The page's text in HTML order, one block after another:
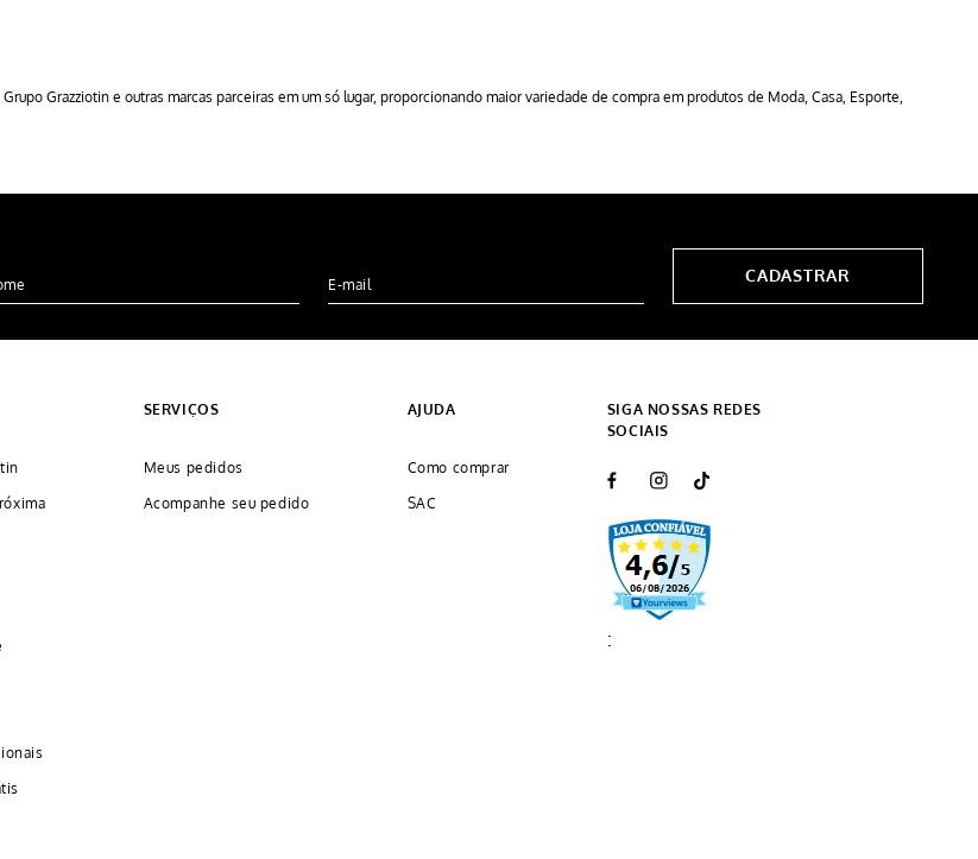
Grazziotin e outras marcas parceiras em um só lugar, proporcionando maior variedade de compra em produtos de Moda, Casa, Esporte,
CADASTRAR
SERVIÇOS
Meus pedidos
Acompanhe seu pedido
AJUDA
Como comprar
SAC
SIGA NOSSAS REDES
SOCIAIS
: